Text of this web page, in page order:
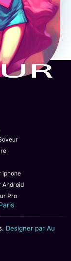
iphone
Android
Pro
Designer par Au